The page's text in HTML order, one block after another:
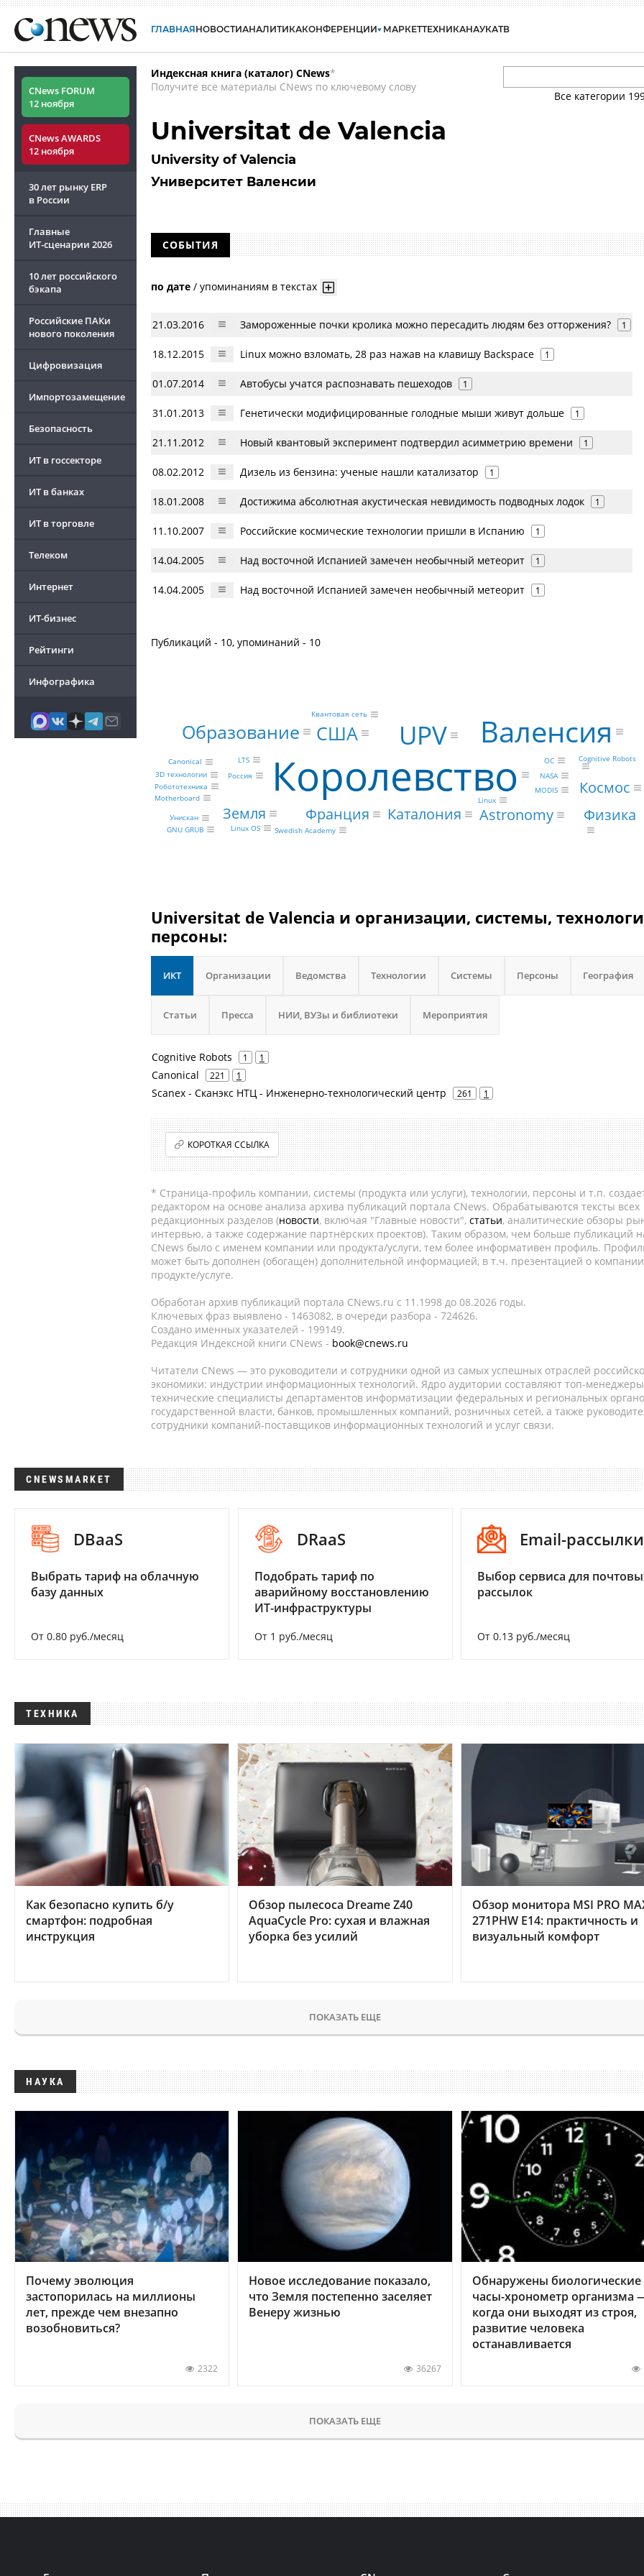
ГЛАВНАЯНОВОСТИАНАЛИТИКАКОНФЕРЕНЦИИ МАРКЕТТЕХНИКАНАУКАТВ
CNews FORUM
12 ноября
CNews AWARDS
12 ноября
30 лет рынку ERP
в России
Главные
ИТ-сценарии 2026
10 лет российского
бэкапа
Российские ПАКи
нового поколения
Цифровизация
Импортозамещение
Безопасность
ИТ в госсекторе
ИТ в банках
ИТ в торговле
Телеком
Интернет
ИТ-бизнес
Рейтинги
Инфографика
Индексная книга (каталог) CNews*
Получите все материалы CNews по ключевому слову
Все категории
Universitat de Valеncia
University of Valencia
Университет Валенсии
СОБЫТИЯ
по дате / упоминаниям в текстах
21.03.2016 Замороженные почки кролика можно пересадить людям без отторжения? 1
18.12.2015 Linux можно взломать, 28 раз нажав на клавишу Backspace 1
01.07.2014 Автобусы учатся распознавать пешеходов 1
31.01.2013 Генетически модифицированные голодные мыши живут дольше 1
21.11.2012 Новый квантовый эксперимент подтвердил асимметрию времени 1
08.02.2012 Дизель из бензина: ученые нашли катализатор 1
18.01.2008 Достижима абсолютная акустическая невидимость подводных лодок 1
11.10.2007 Российские космические технологии пришли в Испанию 1
14.04.2005 Над восточной Испанией замечен необычный метеорит 1
14.04.2005 Над восточной Испанией замечен необычный метеорит 1
Публикаций - 10, упоминаний - 10
Королевство
Валенсия
UPV
США
Образование
Земля Франция Каталония Astronomy Физика
Космос
Cognitive Robots
Canonical
MODIS
NASA
Робототехника
3D технологии
Квантовая сеть
ОС
LTS
Motherboard
Унискан
Linux OS
Linux
GNU GRUB
Россия
Swedish Academy
Universitat de Valеncia и организации, системы,
персоны:
ИКТ Организации Ведомства Технологии Системы Персоны География
Статьи Пресса НИИ, ВУЗы и библиотеки Мероприятия
Cognitive Robots 1 1
Canonical 221 1
Scanex - Сканэкс НТЦ - Инженерно-технологический центр 261 1
КОРОТКАЯ ССЫЛКА
* Страница-профиль компании, системы (продукта или услуги), технологии, персоны и т.п.
редактором на основе анализа архива публикаций портала CNews. Обрабатываются тексты всех
редакционных разделов (новости, включая "Главные новости", статьи, аналитические обзоры
интервью, а также содержание партнёрских проектов). Таким образом, чем больше публикаций
CNews было с именем компании или продукта/услуги, тем более информативен профиль.
может быть дополнен (обогащен) дополнительной информацией, в т.ч. презентацией о
продукте/услуге.
Обработан архив публикаций портала CNews.ru c 11.1998 до 08.2026 годы.
Ключевых фраз выявлено - 1463082, в очереди разбора - 724626.
Создано именных указателей - 199149.
Редакция Индексной книги CNews - book@cnews.ru
Читатели CNews — это руководители и сотрудники одной из самых успешных отраслей
экономики: индустрии информационных технологий. Ядро аудитории составляют топ-
технические специалисты департаментов информатизации федеральных и региональных
государственной власти, банков, промышленных компаний, розничных сетей, а также
сотрудники компаний-поставщиков информационных технологий и услуг связи.
CNEWSMARKET
DBaaS
Выбрать тариф на облачную
базу данных
От 0.80 руб./месяц
DRaaS
Подобрать тариф по
аварийному восстановлению
ИТ-инфраструктуры
От 1 руб./месяц
Email-рассылки
Выбор сервиса для
рассылок
От 0.13 руб./месяц
ТЕХНИКА
Как безопасно купить б/у
смартфон: подробная
инструкция
Обзор пылесоса Dreame Z40
AquaCycle Pro: сухая и влажная
уборка без усилий
Обзор монитора MSI PRO
271PHW E14: практичность и
визуальный комфорт
ПОКАЗАТЬ ЕЩЕ
НАУКА
Почему эволюция
застопорилась на миллионы
лет, прежде чем внезапно
возобновиться?
2322
Новое исследование показало,
что Земля постепенно заселяет
Венеру жизнью
36267
Обнаружены биологические
часы-хронометр организма
когда они выходят из строя,
развитие человека
останавливается
ПОКАЗАТЬ ЕЩЕ